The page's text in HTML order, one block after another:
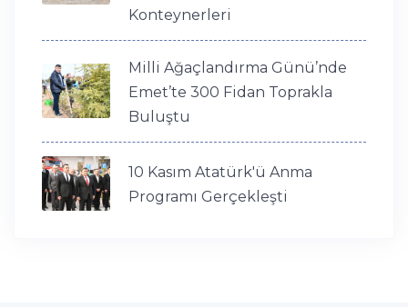
Konteynerleri
Milli Ağaçlandırma Günü’nde
Emet’te 300 Fidan Toprakla
Buluştu
10 Kasım Atatürk'ü Anma
Programı Gerçekleşti